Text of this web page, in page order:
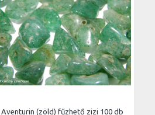
Aventurin (zöld) fűzhető zizi 100 db